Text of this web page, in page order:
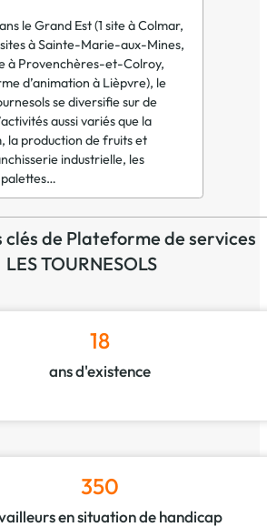
le Grand Est (1 site à Colmar,
sites à Sainte-Marie-aux-Mines,
à Provenchères-et-Colroy,
d’animation à Lièpvre), le
se diversifie sur de
aussi variés que la
la production de fruits et
industrielle, les
palettes…
clés de Plateforme de services
LES TOURNESOLS
18
ans d'existence
350
en situation de handicap